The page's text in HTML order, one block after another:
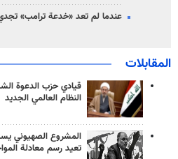
عندما لم تعد «خدعة ترامب»
المقابلات
قيادي حزب الدعوة
النظام العالمي الجديد
المشروع الصهيوني
تعيد رسم معادلة